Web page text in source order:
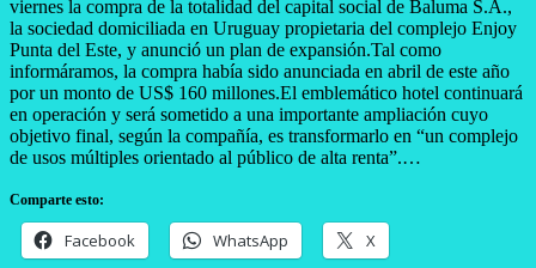
viernes la compra de la totalidad del capital social de Baluma S.A.,
la sociedad domiciliada en Uruguay propietaria del complejo Enjoy
Punta del Este, y anunció un plan de expansión.Tal como
informáramos, la compra había sido anunciada en abril de este año
por un monto de US$ 160 millones.El emblemático hotel continuará
en operación y será sometido a una importante ampliación cuyo
objetivo final, según la compañía, es transformarlo en “un complejo
de usos múltiples orientado al público de alta renta”.…
Comparte esto:
Facebook WhatsApp X